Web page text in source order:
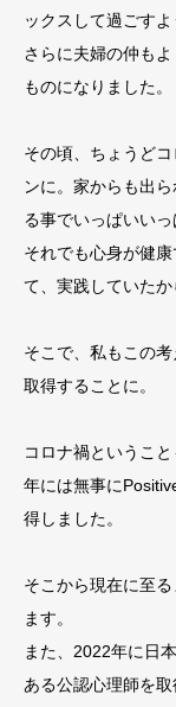
ックスして過ごすよ
さらに夫婦の仲も
ものになりました。
その頃、ちょうど
ンに。家からも出
る事でいっぱいいっ
それでも心身が健
て、実践していたか
そこで、私もこの
取得することに。
コロナ禍というこ
年には無事に
得しました。
そこから現在に至
ます。
また、2022年に日
ある公認心理師を取